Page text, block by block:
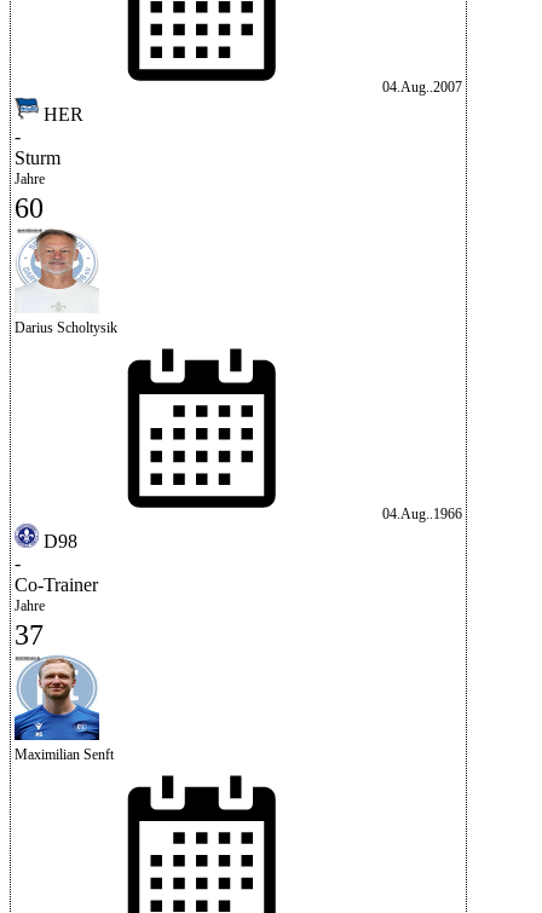
04.Aug..2007
HER
-
Sturm
Jahre
60
Darius Scholtysik
04.Aug..1966
D98
-
Co-Trainer
Jahre
37
Maximilian Senft